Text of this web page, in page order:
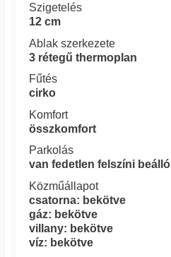
Szigetelés
12 cm
Ablak szerkezete
3 rétegű thermoplan
Fűtés
cirko
Komfort
összkomfort
Parkolás
van fedetlen felszíni beálló
Közműállapot
csatorna: bekötve
gáz: bekötve
villany: bekötve
víz: bekötve